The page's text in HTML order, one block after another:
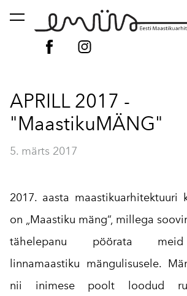
lisati ostukorvi. Vaata ostukorvi
APRILL 2017 -
"MaastikuMÄNG"
5. märts 2017
2017. aasta maastikuarhitektuuri
on „Maastiku mäng“, millega
tähelepanu pöörata
linnamaastiku mängulisusele.
nii inimese poolt loodud